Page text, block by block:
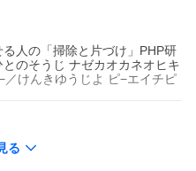
人の「掃除と片づけ」PHP研
のそうじ ナゼカオカネオヒキ
けんきゆうじよ ピ−エイチピ
る